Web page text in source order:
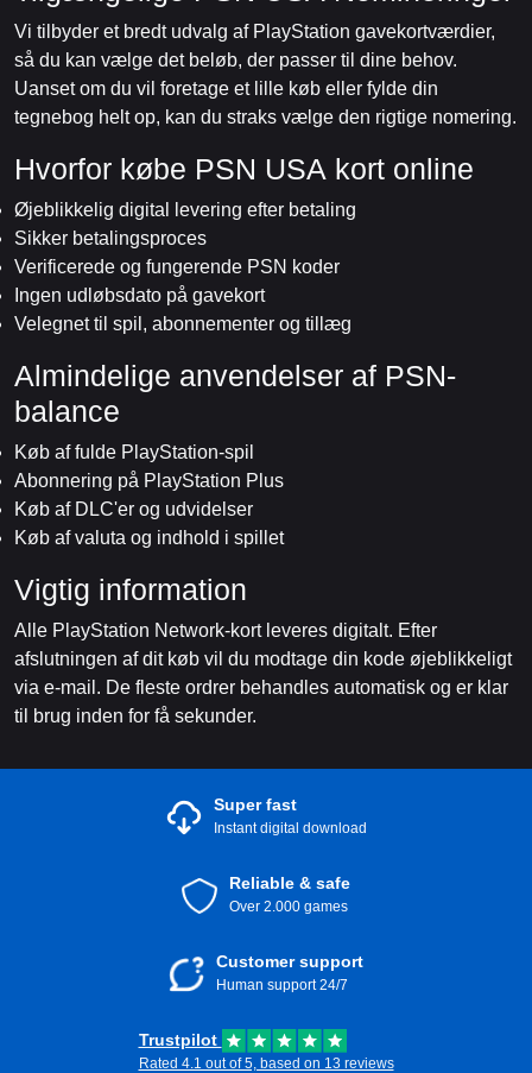
Vi tilbyder et bredt udvalg af PlayStation gavekortværdier,
så du kan vælge det beløb, der passer til dine behov.
Uanset om du vil foretage et lille køb eller fylde din
tegnebog helt op, kan du straks vælge den rigtige nomering.
Hvorfor købe PSN USA kort online
Øjeblikkelig digital levering efter betaling
Sikker betalingsproces
Verificerede og fungerende PSN koder
Ingen udløbsdato på gavekort
Velegnet til spil, abonnementer og tillæg
Almindelige anvendelser af PSN-
balance
Køb af fulde PlayStation-spil
Abonnering på PlayStation Plus
Køb af DLC'er og udvidelser
Køb af valuta og indhold i spillet
Vigtig information
Alle PlayStation Network-kort leveres digitalt. Efter
afslutningen af dit køb vil du modtage din kode øjeblikkeligt
via e-mail. De fleste ordrer behandles automatisk og er klar
til brug inden for få sekunder.
Super fast
Instant digital download
Reliable & safe
Over 2.000 games
Customer support
Human support 24/7
Trustpilot
Rated 4.1 out of 5, based on 13 reviews